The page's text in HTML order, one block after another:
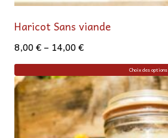
Haricot Sans viande
8,00€– 14,00€
Choix des options